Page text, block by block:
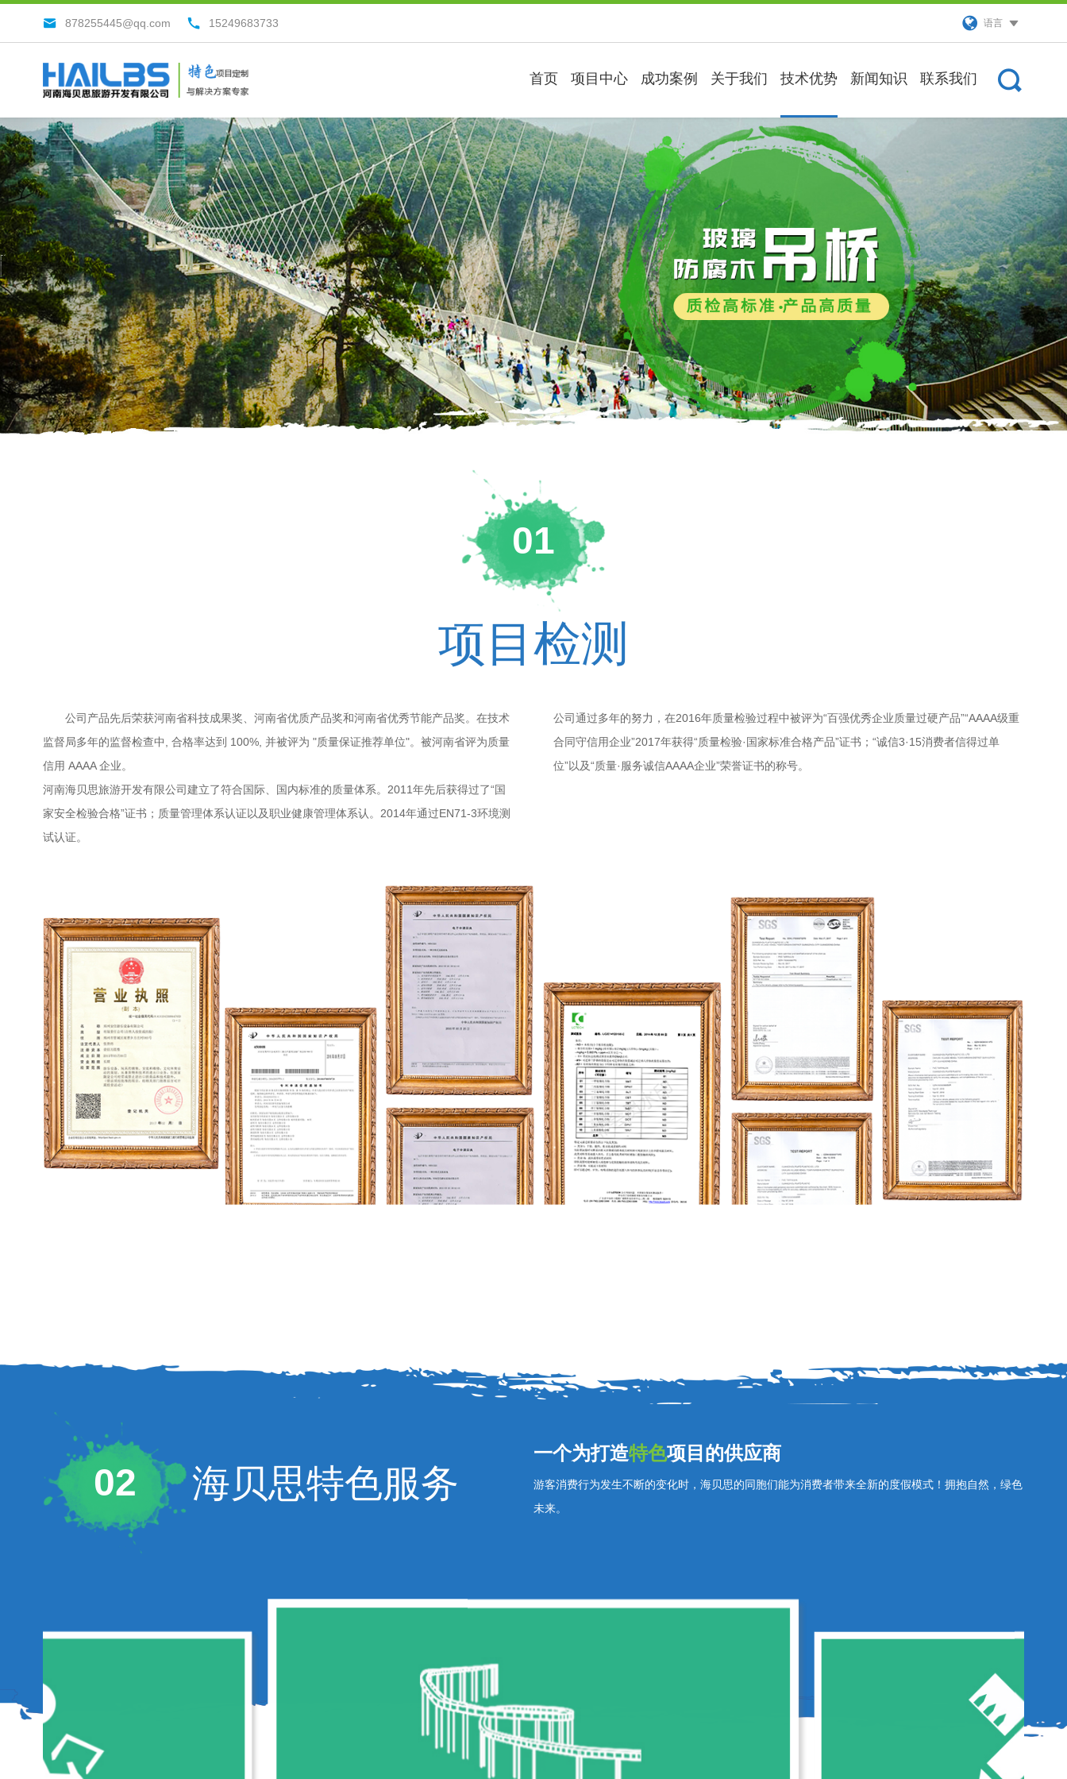
878255445@qq.com 15249683733 语言
首页 项目中心 成功案例 关于我们 技术优势 新闻知识 联系我们
01
项目检测
公司产品先后荣获河南省科技成果奖、河南省优质产品奖和河南省优秀节能产品奖。在技术
监督局多年的监督检查中, 合格率达到 100%, 并被评为 "质量保证推荐单位"。被河南省评为质量
信用 AAAA 企业。
河南海贝思旅游开发有限公司建立了符合国际、国内标准的质量体系。2011年先后获得过了“国
家安全检验合格”证书；质量管理体系认证以及职业健康管理体系认。2014年通过EN71-3环境测
试认证。
公司通过多年的努力，在2016年质量检验过程中被评为“百强优秀企业质量过硬产品”“AAAA级重
合同守信用企业”2017年获得“质量检验·国家标准合格产品”证书；“诚信3·15消费者信得过单
位”以及“质量·服务诚信AAAA企业”荣誉证书的称号。
02 海贝思特色服务
一个为打造特色项目的供应商
游客消费行为发生不断的变化时，海贝思的同胞们能为消费者带来全新的度假模式！拥抱自然，绿色
未来。